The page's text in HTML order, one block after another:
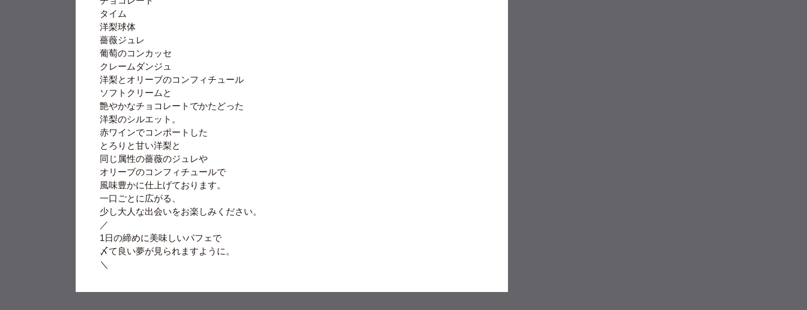
タイム
洋梨球体
薔薇ジュレ
葡萄のコンカッセ
クレームダンジュ
洋梨とオリーブのコンフィチュール
ソフトクリームと
艶やかなチョコレートでかたどった
洋梨のシルエット。
赤ワインでコンポートした
とろりと甘い洋梨と
同じ属性の薔薇のジュレや
オリーブのコンフィチュールで
風味豊かに仕上げております。
一口ごとに広がる、
少し大人な出会いをお楽しみください。
／
1日の締めに美味しいパフェで
〆て良い夢が見られますように。
＼